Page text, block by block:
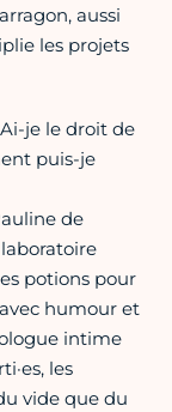
aussi
les projets
je le droit de
puis-je
de
potions pour
humour et
intime
les
vide que du